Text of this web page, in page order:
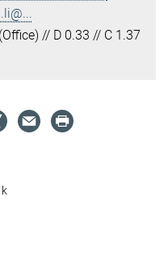
// D 0.33 // C 1.37